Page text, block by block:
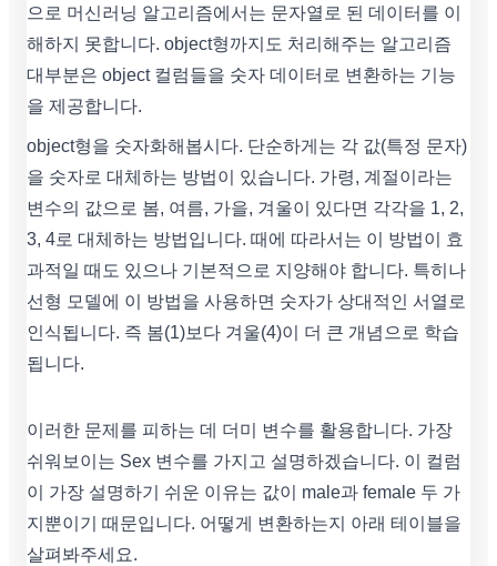
으로 머신러닝 알고리즘에서는 문자열로 된 데이터를 이
해하지 못합니다. object형까지도 처리해주는 알고리즘
대부분은 object 컬럼들을 숫자 데이터로 변환하는 기능
을 제공합니다.
object형을 숫자화해봅시다. 단순하게는 각 값(특정 문자)
을 숫자로 대체하는 방법이 있습니다. 가령, 계절이라는
변수의 값으로 봄, 여름, 가을, 겨울이 있다면 각각을 1, 2,
3, 4로 대체하는 방법입니다. 때에 따라서는 이 방법이 효
과적일 때도 있으나 기본적으로 지양해야 합니다. 특히나
선형 모델에 이 방법을 사용하면 숫자가 상대적인 서열로
인식됩니다. 즉 봄(1)보다 겨울(4)이 더 큰 개념으로 학습
됩니다.
이러한 문제를 피하는 데 더미 변수를 활용합니다. 가장
쉬워보이는 Sex 변수를 가지고 설명하겠습니다. 이 컬럼
이 가장 설명하기 쉬운 이유는 값이 male과 female 두 가
지뿐이기 때문입니다. 어떻게 변환하는지 아래 테이블을
살펴봐주세요.